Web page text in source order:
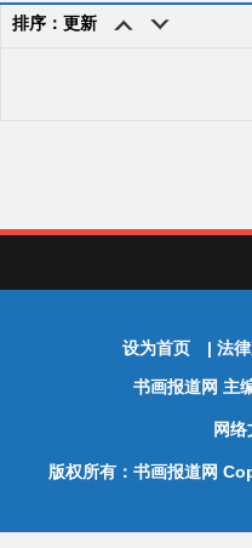
排序：更新
设为首页 | 法
书画报道网 主
网
版权所有：书画报道网